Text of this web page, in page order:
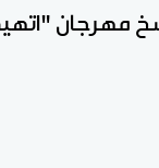
مهرجان